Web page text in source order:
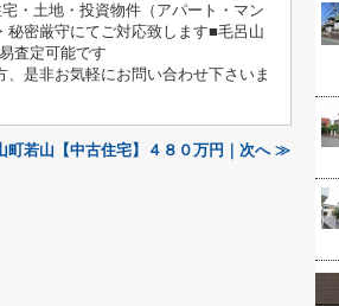
・土地・投資物件（アパート・マン
秘密厳守にてご対応致します■毛呂山
査定可能です
是非お気軽にお問い合わせ下さいま
町若山【中古住宅】４８０万円｜次へ ≫